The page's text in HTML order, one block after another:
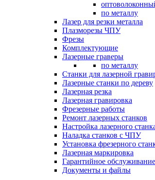
по металлу
Лазер для резки металла
Плазморезы ЧПУ
Фрезы
Комплектующие
Лазерные граверы
по металлу
Станки для лазерной
Лазерные станки по дереву
Лазерная резка
Лазерная гравировка
Фрезерные работы
Ремонт лазерных станков
Настройка лазерного
Наладка станков с ЧПУ
Установка фрезерного
Лазерная маркировка
Гарантийное обслуживание
Документы и файлы